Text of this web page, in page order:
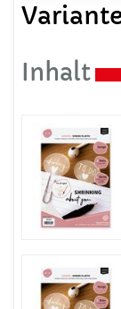
Inhalt